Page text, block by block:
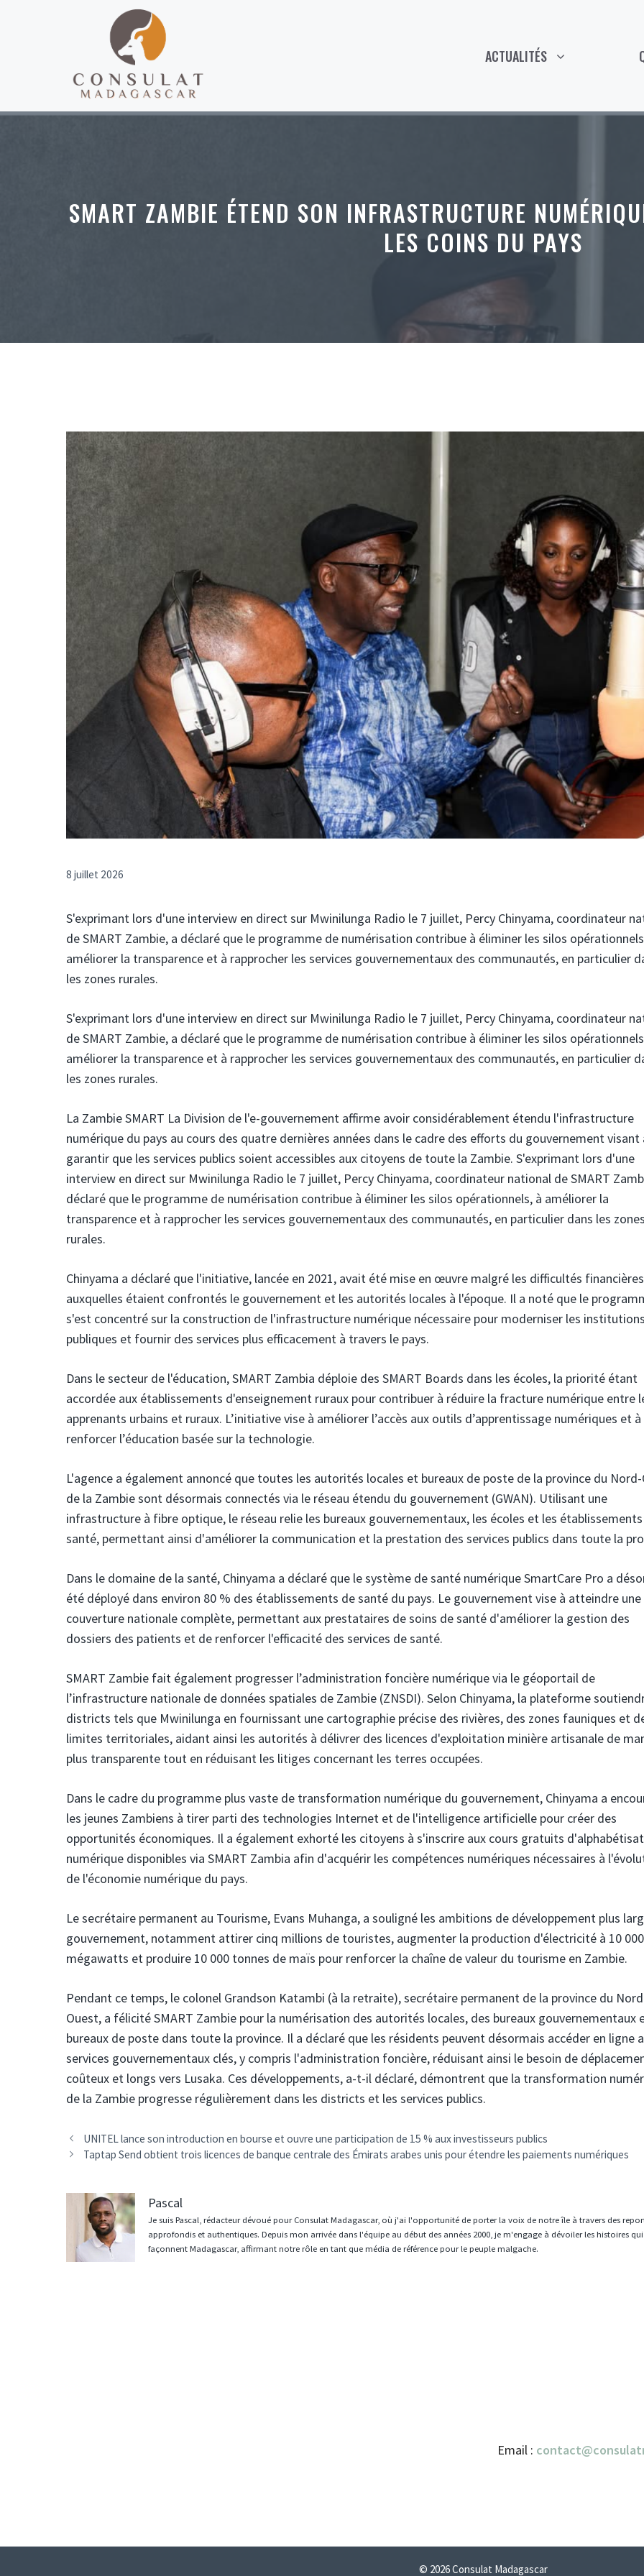
ACTUALITÉS
SMART ZAMBIE ÉTEND SON INFRASTRUCTURE
LES COINS DU PAYS
8 juillet 2026
S'exprimant lors d'une interview en direct sur Mwinilunga Radio le 7 juillet, Percy Chinyama, coordinateur
de SMART Zambie, a déclaré que le programme de numérisation contribue à éliminer les silos
améliorer la transparence et à rapprocher les services gouvernementaux des communautés, en particulier
les zones rurales.
S'exprimant lors d'une interview en direct sur Mwinilunga Radio le 7 juillet, Percy Chinyama, coordinateur
de SMART Zambie, a déclaré que le programme de numérisation contribue à éliminer les silos
améliorer la transparence et à rapprocher les services gouvernementaux des communautés, en particulier
les zones rurales.
La Zambie SMART La Division de l'e-gouvernement affirme avoir considérablement étendu l'infrastructure
numérique du pays au cours des quatre dernières années dans le cadre des efforts du gouvernement visant
garantir que les services publics soient accessibles aux citoyens de toute la Zambie. S'exprimant lors d'une
interview en direct sur Mwinilunga Radio le 7 juillet, Percy Chinyama, coordinateur national de SMART
déclaré que le programme de numérisation contribue à éliminer les silos opérationnels, à améliorer la
transparence et à rapprocher les services gouvernementaux des communautés, en particulier dans les zones
rurales.
Chinyama a déclaré que l'initiative, lancée en 2021, avait été mise en œuvre malgré les difficultés financières
auxquelles étaient confrontés le gouvernement et les autorités locales à l'époque. Il a noté que le
s'est concentré sur la construction de l'infrastructure numérique nécessaire pour moderniser les institutions
publiques et fournir des services plus efficacement à travers le pays.
Dans le secteur de l'éducation, SMART Zambia déploie des SMART Boards dans les écoles, la priorité étant
accordée aux établissements d'enseignement ruraux pour contribuer à réduire la fracture numérique entre
apprenants urbains et ruraux. L’initiative vise à améliorer l’accès aux outils d’apprentissage numériques et à
renforcer l’éducation basée sur la technologie.
L'agence a également annoncé que toutes les autorités locales et bureaux de poste de la province du
de la Zambie sont désormais connectés via le réseau étendu du gouvernement (GWAN). Utilisant une
infrastructure à fibre optique, le réseau relie les bureaux gouvernementaux, les écoles et les
santé, permettant ainsi d'améliorer la communication et la prestation des services publics dans toute la
Dans le domaine de la santé, Chinyama a déclaré que le système de santé numérique SmartCare Pro a
été déployé dans environ 80 % des établissements de santé du pays. Le gouvernement vise à atteindre une
couverture nationale complète, permettant aux prestataires de soins de santé d'améliorer la gestion des
dossiers des patients et de renforcer l'efficacité des services de santé.
SMART Zambie fait également progresser l’administration foncière numérique via le géoportail de
l’infrastructure nationale de données spatiales de Zambie (ZNSDI). Selon Chinyama, la plateforme
districts tels que Mwinilunga en fournissant une cartographie précise des rivières, des zones fauniques et
limites territoriales, aidant ainsi les autorités à délivrer des licences d'exploitation minière artisanale de
plus transparente tout en réduisant les litiges concernant les terres occupées.
Dans le cadre du programme plus vaste de transformation numérique du gouvernement, Chinyama a
les jeunes Zambiens à tirer parti des technologies Internet et de l'intelligence artificielle pour créer des
opportunités économiques. Il a également exhorté les citoyens à s'inscrire aux cours gratuits
numérique disponibles via SMART Zambia afin d'acquérir les compétences numériques nécessaires à
de l'économie numérique du pays.
Le secrétaire permanent au Tourisme, Evans Muhanga, a souligné les ambitions de développement plus
gouvernement, notamment attirer cinq millions de touristes, augmenter la production d'électricité à 10 000
mégawatts et produire 10 000 tonnes de maïs pour renforcer la chaîne de valeur du tourisme en Zambie.
Pendant ce temps, le colonel Grandson Katambi (à la retraite), secrétaire permanent de la province du
Ouest, a félicité SMART Zambie pour la numérisation des autorités locales, des bureaux gouvernementaux
bureaux de poste dans toute la province. Il a déclaré que les résidents peuvent désormais accéder en ligne
services gouvernementaux clés, y compris l'administration foncière, réduisant ainsi le besoin de
coûteux et longs vers Lusaka. Ces développements, a-t-il déclaré, démontrent que la transformation
de la Zambie progresse régulièrement dans les districts et les services publics.
Navigation
des
UNITEL lance son introduction en bourse et ouvre une participation de 15 % aux investisseurs publics
Taptap Send obtient trois licences de banque centrale des Émirats arabes unis pour étendre les paiements numériques
Pascal
Je suis Pascal, rédacteur dévoué pour Consulat Madagascar, où j'ai l'opportunité de porter la voix de notre île à travers des
approfondis et authentiques. Depuis mon arrivée dans l'équipe au début des années 2000, je m'engage à dévoiler les histoires qui
façonnent Madagascar, affirmant notre rôle en tant que média de référence pour le peuple malgache.
Email :
© 2026 Consulat Madagascar